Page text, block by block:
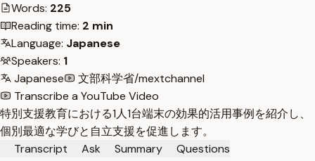
Words: 225
Reading time: 2 min
Language: Japanese
Speakers: 1
Japanese
文部科学省/mextchannel
Transcribe a YouTube Video
特別支援教育における1人1台端末の効果的活用事例を紹介し、
個別最適な学びと自立支援を促進します。
Transcript
Ask Summary
Questions